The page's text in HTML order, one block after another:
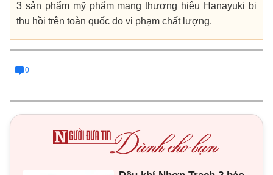
3 sản phẩm mỹ phẩm mang thương hiệu Hanayuki bị
thu hồi trên toàn quốc do vi phạm chất lượng.
0